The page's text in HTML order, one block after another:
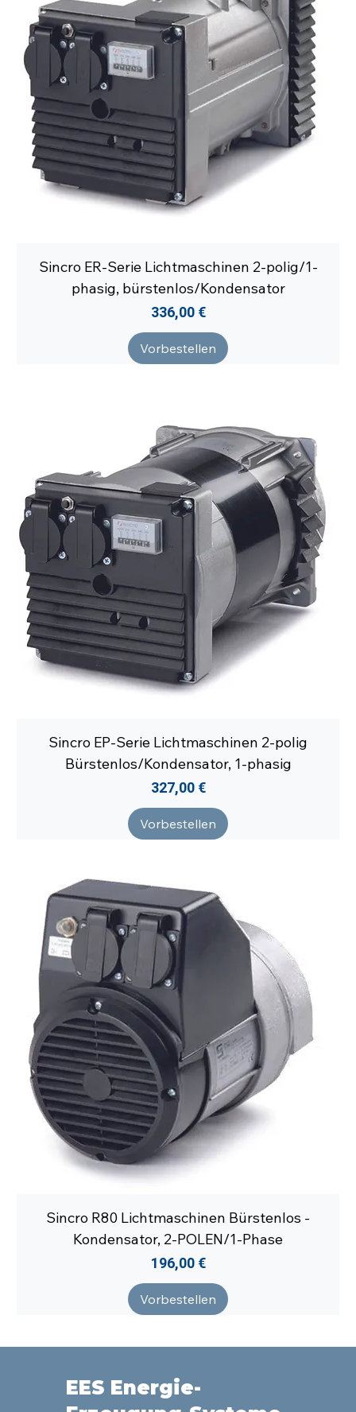
Sincro ER-Serie Lichtmaschinen 2-polig/1-
phasig, bürstenlos/Kondensator
Preis
336,00 €
Vorbestellen
Sincro EP-Serie Lichtmaschinen 2-polig
Bürstenlos/Kondensator, 1-phasig
Preis
327,00 €
Vorbestellen
Sincro R80 Lichtmaschinen Bürstenlos -
Kondensator, 2-POLEN/1-Phase
Preis
196,00 €
Vorbestellen
EES Energie-